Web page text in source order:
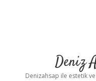
Deniz
Denizahsap ile estetik